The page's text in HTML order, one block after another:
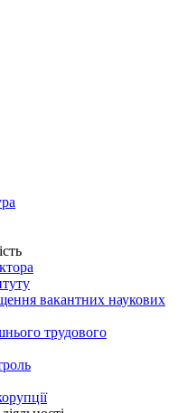
вакантних наукових
трудового